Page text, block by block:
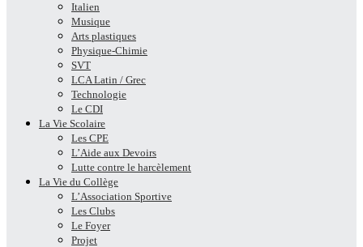
Italien
Musique
Arts plastiques
Physique-Chimie
SVT
LCA Latin / Grec
Technologie
Le CDI
La Vie Scolaire
Les CPE
L’Aide aux Devoirs
Lutte contre le harcèlement
La Vie du Collège
L’Association Sportive
Les Clubs
Le Foyer
Projet